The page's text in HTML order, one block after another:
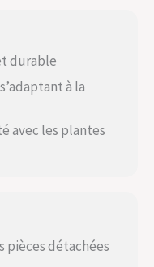
durable
à la
avec les plantes
pièces détachées